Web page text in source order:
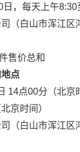
，每天上午
（白山市浑江区
售价总和
点
14点00分（北京
京时间）
（白山市浑江区